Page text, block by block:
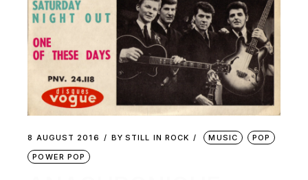
8 AUGUST 2016 BY STILL IN ROCK MUSIC
POP
POWER POP